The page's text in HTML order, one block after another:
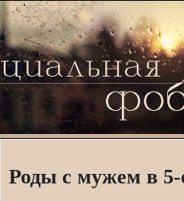
Роды с мужем в 5-